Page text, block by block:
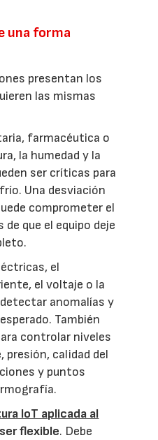
una forma
presentan los
las mismas
farmacéutica o
la humedad y la
ser críticas para
Una desviación
comprometer el
que el equipo deje
el
el voltaje o la
anomalías y
También
controlar niveles
presión, calidad del
y puntos
IoT aplicada al
flexible. Debe